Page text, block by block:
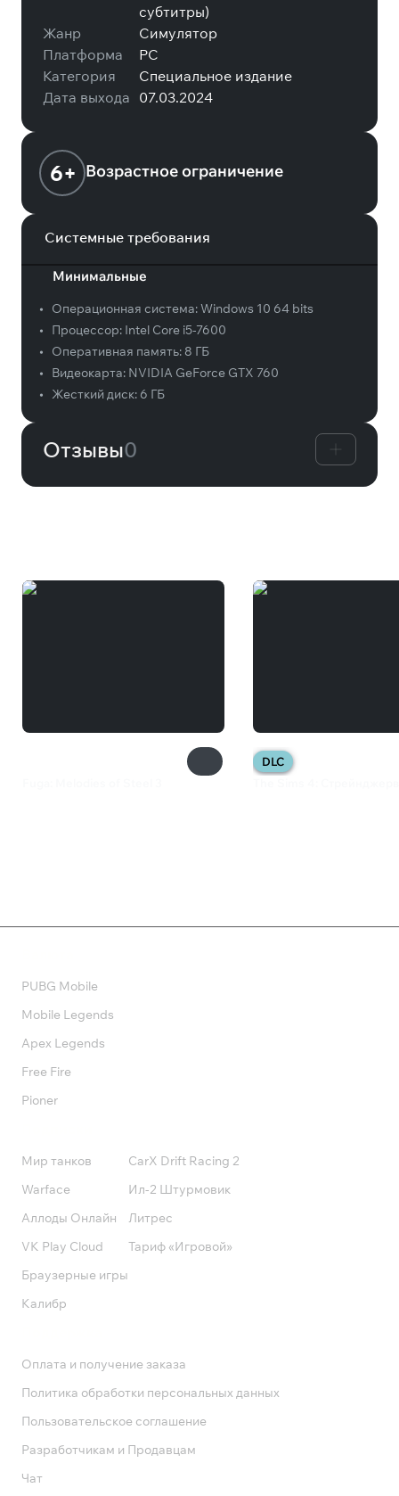
субтитры)
Жанр
Симулятор
Платформа
PC
Категория
Специальное издание
Дата выхода 07.03.2024
6+ Возрастное ограничение
Системные требования
Минимальные
• Операционная система:Windows 10 64 bits
•
Процессор: Intel Core i5-7600
•
Оперативная память: 8 ГБ
•
Видеокарта: NVIDIA GeForce GTX 760
•
Жесткий диск: 6 ГБ
Отзывы0
DLC
PUBG Mobile
Mobile Legends
Apex Legends
Free Fire
Pioner
Мир танков
Warface
Аллоды Онлайн
VK Play Cloud
Браузерные игры
Калибр
CarX Drift Racing 2
Ил-2 Штурмовик
Литрес
Тариф «Игровой»
Оплата и получение заказа
Политика обработки персональных данных
Пользовательское соглашение
Разработчикам и Продавцам
Чат